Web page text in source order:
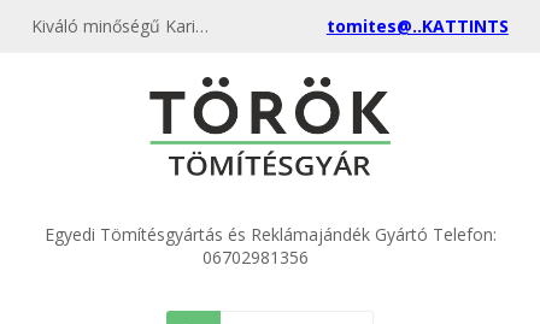
Kiváló minőségű Karima DN 15 Temafast ECO 22x43x2,0 kedvező áron, egyenest a gyártótól, rendeld meg most és csatlakozz a több ezer elégedett vásárlóhoz. tomites@..KATTINTS
Egyedi Tömítésgyártás és Reklámajándék Gyártó Telefon:
06702981356